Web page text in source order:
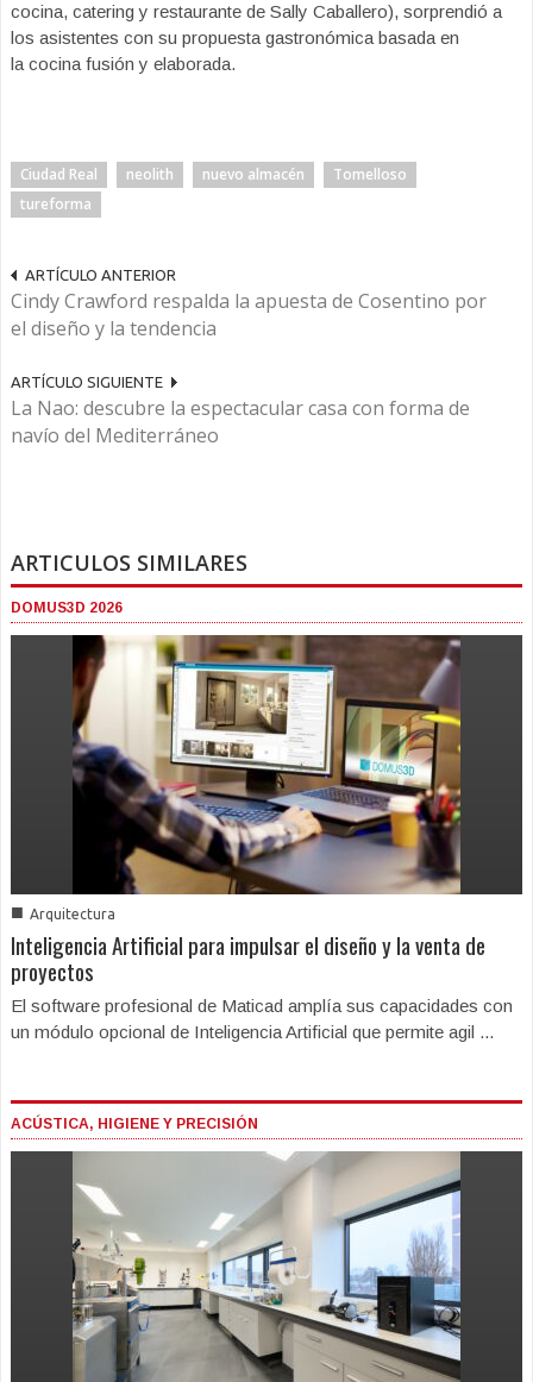
cocina, catering y restaurante de Sally Caballero), sorprendió a
los asistentes con su propuesta gastronómica basada en
la cocina fusión y elaborada.
Ciudad Real neolith nuevo almacén
Tomelloso
tureforma
ARTÍCULO ANTERIOR
Cindy Crawford respalda la apuesta de Cosentino por
el diseño y la tendencia
ARTÍCULO SIGUIENTE
La Nao: descubre la espectacular casa con forma de
navío del Mediterráneo
ARTICULOS SIMILARES
DOMUS3D 2026
■ Arquitectura
Inteligencia Artificial para impulsar el diseño y la venta de
proyectos
El software profesional de Maticad amplía sus capacidades con
un módulo opcional de Inteligencia Artificial que permite agil ...
ACÚSTICA, HIGIENE Y PRECISIÓN